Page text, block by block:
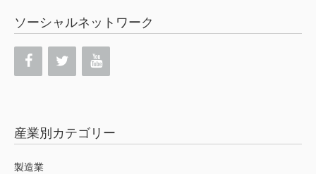
ソーシャルネットワーク
産業別カテゴリー
製造業